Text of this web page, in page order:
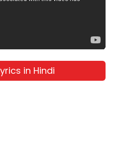
in Hindi